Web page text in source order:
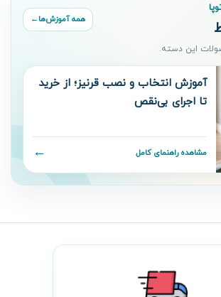
این دسته.
همه آموزش‌ها←
آموزش انتخاب و نصب قرنیز؛ از خرید
تا اجرای بی‌نقص
مشاهده راهنمای کامل ←